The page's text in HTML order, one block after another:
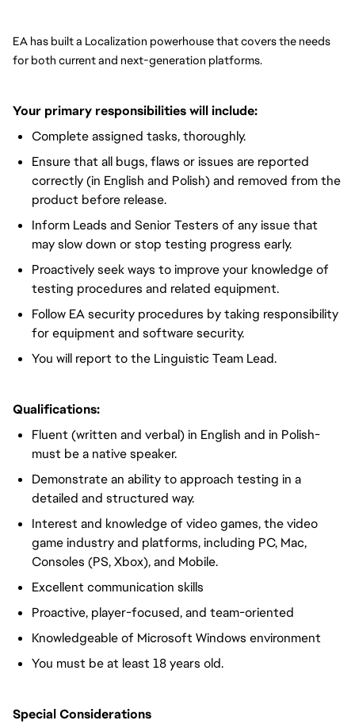
EA has built a Localization powerhouse that covers the needs
for both current and next-generation platforms.
Your primary responsibilities will include:
Complete assigned tasks, thoroughly.
Ensure that all bugs, flaws or issues are reported
correctly (in English and Polish) and removed from the
product before release.
Inform Leads and Senior Testers of any issue that
may slow down or stop testing progress early.
Proactively seek ways to improve your knowledge of
testing procedures and related equipment.
Follow EA security procedures by taking responsibility
for equipment and software security.
You will report to the Linguistic Team Lead.
Qualifications:
Fluent (written and verbal) in English and in Polish-
must be a native speaker.
Demonstrate an ability to approach testing in a
detailed and structured way.
Interest and knowledge of video games, the video
game industry and platforms, including PC, Mac,
Consoles (PS, Xbox), and Mobile.
Excellent communication skills
Proactive, player-focused, and team-oriented
Knowledgeable of Microsoft Windows environment
You must be at least 18 years old.
Special Considerations